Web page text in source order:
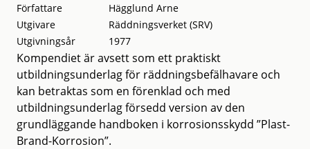
Författare
Hägglund Arne
Utgivare
Räddningsverket (SRV)
Utgivningsår
1977
Kompendiet är avsett som ett praktiskt
utbildningsunderlag för räddningsbefälhavare och
kan betraktas som en förenklad och med
utbildningsunderlag försedd version av den
grundläggande handboken i korrosionsskydd ”Plast-
Brand-Korrosion”.